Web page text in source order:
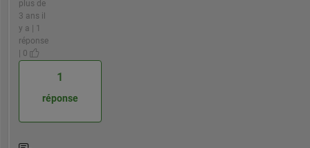
plus de
3 ans il
y a | 1
réponse
| 0
1
réponse